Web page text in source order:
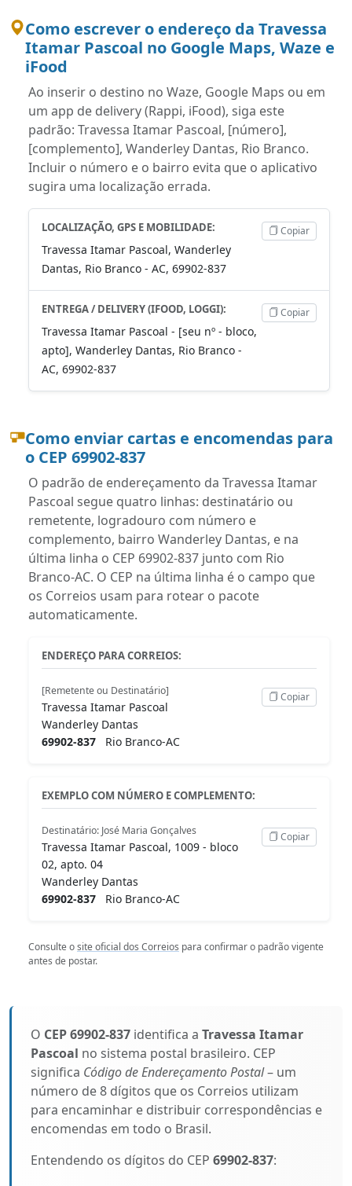
Como escrever o endereço da Travessa
Itamar Pascoal no Google Maps, Waze e
iFood
Ao inserir o destino no Waze, Google Maps ou em
um app de delivery (Rappi, iFood), siga este
padrão: Travessa Itamar Pascoal, [número],
[complemento], Wanderley Dantas, Rio Branco.
Incluir o número e o bairro evita que o aplicativo
sugira uma localização errada.
LOCALIZAÇÃO, GPS E MOBILIDADE:
Travessa Itamar Pascoal, Wanderley
Dantas, Rio Branco - AC, 69902-837
Copiar
ENTREGA / DELIVERY (IFOOD, LOGGI):
Travessa Itamar Pascoal - [seu nº - bloco,
apto], Wanderley Dantas, Rio Branco -
AC, 69902-837
Copiar
Como enviar cartas e encomendas para
o CEP 69902-837
O padrão de endereçamento da Travessa Itamar
Pascoal segue quatro linhas: destinatário ou
remetente, logradouro com número e
complemento, bairro Wanderley Dantas, e na
última linha o CEP 69902-837 junto com Rio
Branco-AC. O CEP na última linha é o campo que
os Correios usam para rotear o pacote
automaticamente.
ENDEREÇO PARA CORREIOS:
[Remetente ou Destinatário]
Travessa Itamar Pascoal
Wanderley Dantas
69902-837 Rio Branco-AC
Copiar
EXEMPLO COM NÚMERO E COMPLEMENTO:
Destinatário: José Maria Gonçalves
Travessa Itamar Pascoal, 1009 - bloco
02, apto. 04
Wanderley Dantas
69902-837 Rio Branco-AC
Copiar
Consulte osite oficial dos Correios para confirmar o padrão vigente
antes de postar.
O CEP 69902-837 identifica a Travessa Itamar
Pascoal no sistema postal brasileiro. CEP
significa Código de Endereçamento Postal– um
número de 8 dígitos que os Correios utilizam
para encaminhar e distribuir correspondências e
encomendas em todo o Brasil.
Entendendo os dígitos do CEP 69902-837: